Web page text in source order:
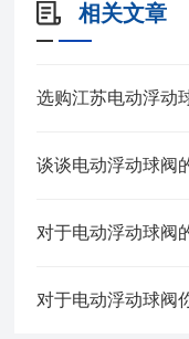
相关文章
选购江苏电动浮动
谈谈电动浮动球阀
对于电动浮动球阀
对于电动浮动球阀